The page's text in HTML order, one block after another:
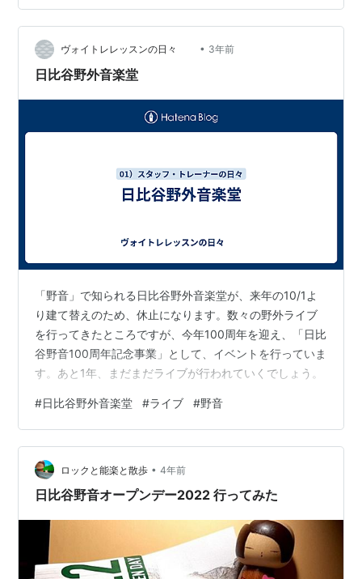
は夜に行ってみたいと思います。 この記事が出る頃に
は、日比谷公園へと着いていることでしょう（笑）。 仕
事終わりの妻と合流し、音楽を楽しみたいと思います。
天候が心配でしたが、予報を見ると曇りなので大丈夫な
ヴォイトレレッスンの日々 • 3年前
日比谷野外音楽堂
「野音」で知られる日比谷野外音楽堂が、来年の10/1よ
り建て替えのため、休止になります。数々の野外ライブ
を行ってきたところですが、今年100周年を迎え、「日比
谷野音100周年記念事業」として、イベントを行っていま
す。あと1年、まだまだライブが行われていくでしょう。
#日比谷野外音楽堂 #ライブ #野音
ロックと能楽と散歩 • 4年前
日比谷野音オープンデー2022 行ってみた